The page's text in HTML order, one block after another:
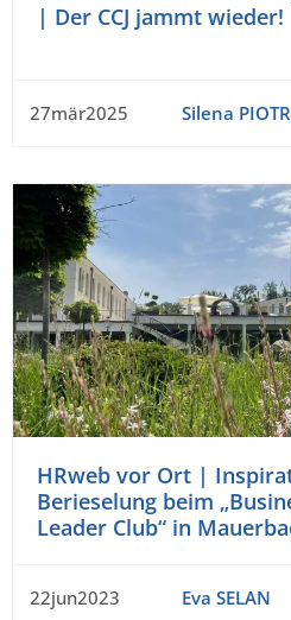
| Der CCJ jammt wieder!
27mär2025 Silena
HRweb vor Ort |
Berieselung beim
Leader Club“ in
22jun2023 Eva SELAN